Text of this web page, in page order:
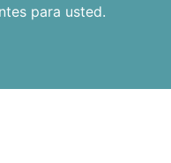
para usted.